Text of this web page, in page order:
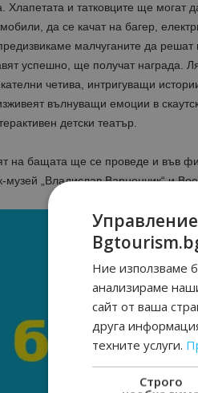
Хлапетата и татковците ще могат
да се качат на багер,
малчуганите да решат
успешно, ще получат награда.
четива, интригуващи
вълнуващи емоции в
детски театър.
на бащата ще се проведе и във
музей „Владислав Варненчик“ и
Ние използваме
анализираме
сайт от ваша
друга
техните услуги.
Строго